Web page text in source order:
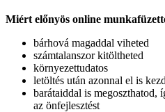
Miért előnyös online
bárhová magaddal viheted
számtalanszor kitöltheted
környezettudatos
letöltés után azonnal el is
barátaiddal is megoszthatod,
az önfejlesztést